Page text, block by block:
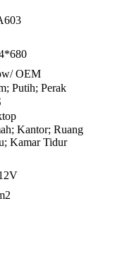
OEM
Putih; Perak
Kantor; Ruang
Kamar Tidur